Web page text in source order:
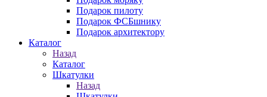
Подарок пилоту
Подарок ФСБшнику
Подарок архитектору
Каталог
Назад
Каталог
Шкатулки
Назад